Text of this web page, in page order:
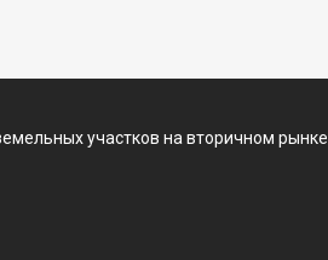
участков на вторичном рынке